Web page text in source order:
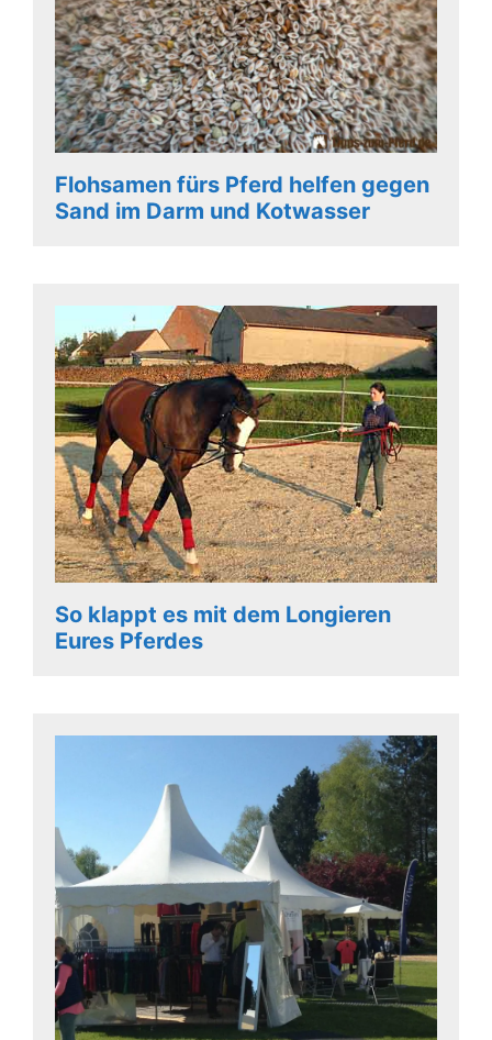
Flohsamen fürs Pferd helfen gegen
Sand im Darm und Kotwasser
So klappt es mit dem Longieren
Eures Pferdes